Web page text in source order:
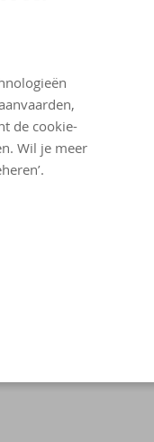
de cookie-
Wil je meer